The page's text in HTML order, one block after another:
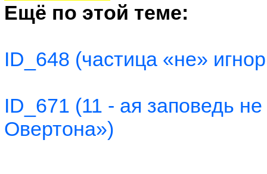
Ещё по этой теме:
ID_648 (частица «не»
ID_671 (11 - ая заповедь
Овертона»)